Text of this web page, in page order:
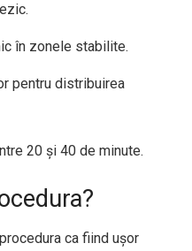
în zonele stabilite.
pentru distribuirea
20 și 40 de minute.
ca fiind ușor